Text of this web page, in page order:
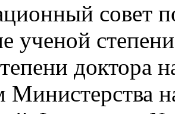
совет
ученой
доктора
Министерства